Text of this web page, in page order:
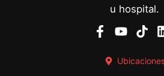
u hospital.